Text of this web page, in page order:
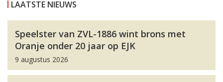
LAATSTE NIEUWS
Speelster van ZVL-1886 wint brons met
Oranje onder 20 jaar op EJK
9 augustus 2026